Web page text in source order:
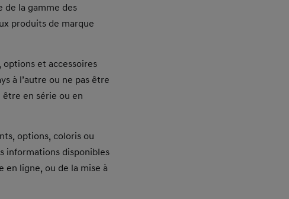
de la gamme des
produits de marque
et accessoires
à l’autre ou ne pas être
être en série ou en
options, coloris ou
informations disponibles
en ligne, ou de la mise à